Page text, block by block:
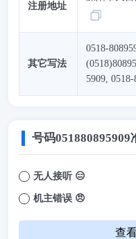
注册地址
其它写法
0518-
5909, 0518-
号码051880895909
无人接听 😑
机主错误 😠
查